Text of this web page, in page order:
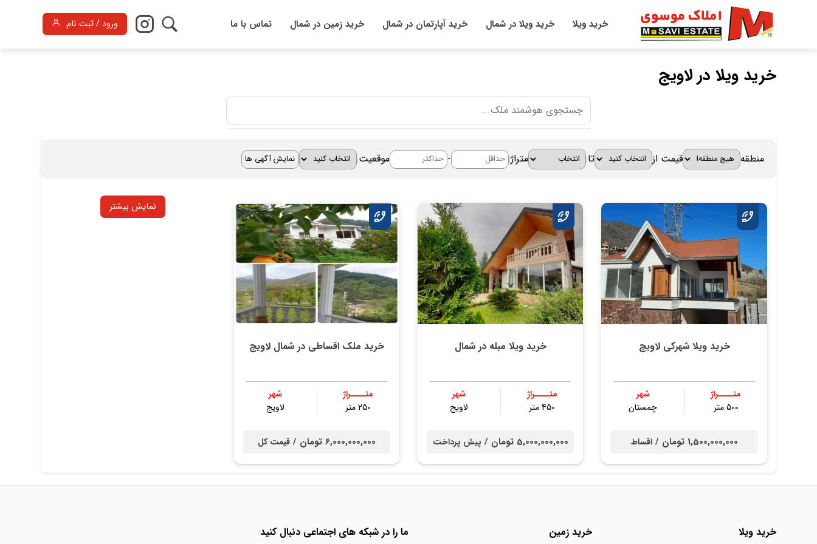
خرید ویلا خرید ویلا در شمال خرید آپارتمان در شمال خرید زمین در شمال تماس با ما ورود / ثبت نام
خرید ویلا در لاویج
منطقه قیمت از تا: متراژ: - موقعیت:
خرید ویلا شهرکی لاویج
متــــراژ
500 متر
شهر
چمستان
1,500,000,000 تومان / اقساط
خرید ویلا مبله در شمال
متــــراژ
450 متر
شهر
لاویج
5,000,000,000 تومان / پیش پرداخت
خرید ملک اقساطی در شمال لاویج
متــــراژ
250 متر
شهر
لاویج
6,000,000,000 تومان / قیمت کل
نمایش بیشتر
خرید ویلا خرید زمین ما را در شبکه های اجتماعی دنبال کنید